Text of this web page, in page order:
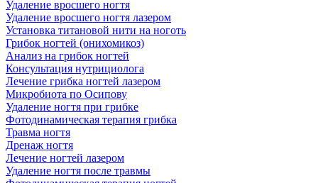
Удаление вросшего ногтя
Удаление вросшего ногтя лазером
Установка титановой нити на ноготь
Грибок ногтей (онихомикоз)
Анализ на грибок ногтей
Консультация нутрициолога
Лечение грибка ногтей лазером
Микробиота по Осипову
Удаление ногтя при грибке
Фотодинамическая терапия грибка
Травма ногтя
Дренаж ногтя
Лечение ногтей лазером
Удаление ногтя после травмы